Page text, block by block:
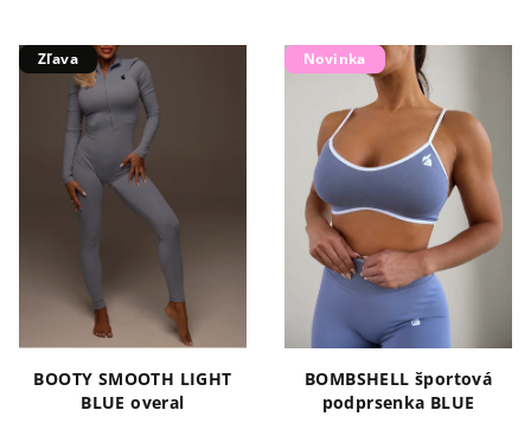
Zľava
BOOTY SMOOTH LIGHT
BLUE overal
Novinka
BOMBSHELL športová
podprsenka BLUE